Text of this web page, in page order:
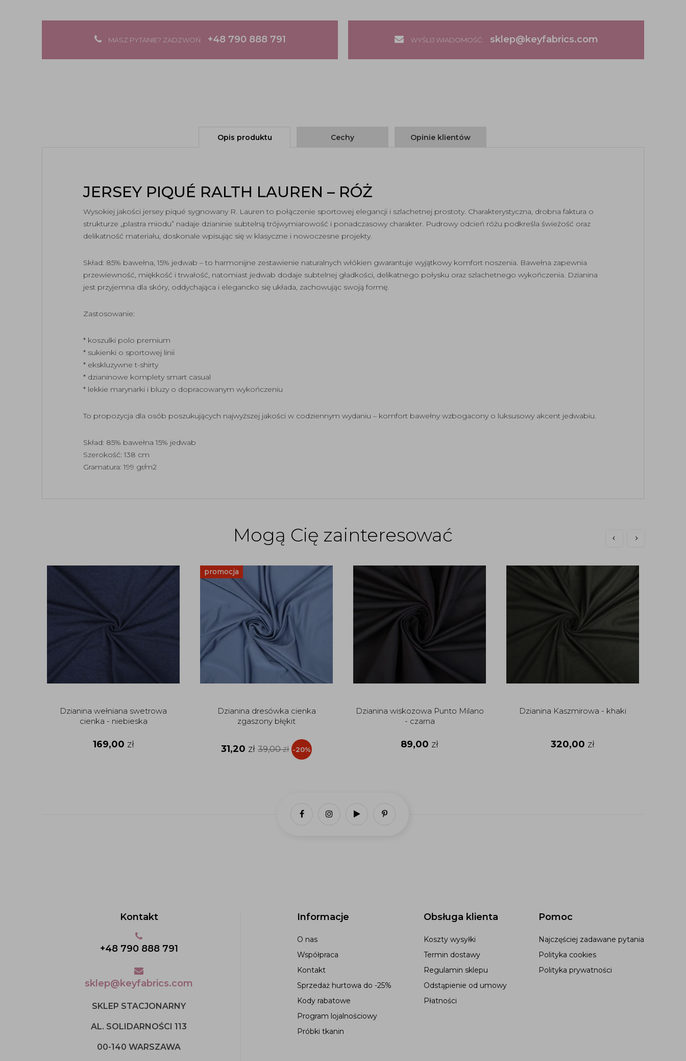
MASZ PYTANIE? ZADZWOŃ +48 790 888 791 WYŚLIJ WIADOMOŚĆ: sklep@keyfabrics.com
Opis produktu Cechy Opinie klientów
JERSEY PIQUÉ RALTH LAUREN – RÓŻ
Wysokiej jakości jersey piqué sygnowany R. Lauren to połączenie sportowej elegancji i szlachetnej prostoty. Charakterystyczna, drobna faktura o
strukturze „plastra miodu” nadaje dzianinie subtelną trójwymiarowość i ponadczasowy charakter. Pudrowy odcień różu podkreśla świeżość oraz
delikatność materiału, doskonale wpisując się w klasyczne i nowoczesne projekty.
Skład: 85% bawełna, 15% jedwab – to harmonijne zestawienie naturalnych włókien gwarantuje wyjątkowy komfort noszenia. Bawełna zapewnia
przewiewność, miękkość i trwałość, natomiast jedwab dodaje subtelnej gładkości, delikatnego połysku oraz szlachetnego wykończenia. Dzianina
jest przyjemna dla skóry, oddychająca i elegancko się układa, zachowując swoją formę.
Zastosowanie:
* koszulki polo premium
* sukienki o sportowej linii
* ekskluzywne t-shirty
* dzianinowe komplety smart casual
* lekkie marynarki i bluzy o dopracowanym wykończeniu
To propozycja dla osób poszukujących najwyższej jakości w codziennym wydaniu – komfort bawełny wzbogacony o luksusowy akcent jedwabiu.
Skład: 85% bawełna 15% jedwab
Szerokość: 138 cm
Gramatura: 199 gr/m2
Mogą Cię zainteresować
Dzianina wełniana swetrowa
cienka - niebieska
169,00 zł
promocja
Dzianina dresówka cienka
zgaszony błękit
31,20 zł 39,00zł -20%
Dzianina wiskozowa Punto Milano
- czarna
89,00 zł
Dzianina Kaszmirowa - khaki
320,00 zł
Informacje
O nas
Współpraca
Kontakt
Sprzedaż hurtowa do -25%
Kody rabatowe
Program lojalnościowy
Próbki tkanin
Obsługa klienta
Koszty wysyłki
Termin dostawy
Regulamin sklepu
Odstąpienie od umowy
Płatności
Pomoc
Najczęściej zadawane pytania
Polityka cookies
Polityka prywatności
Kontakt
+48 790 888 791
sklep@keyfabrics.com
SKLEP STACJONARNY
AL. SOLIDARNOŚCI 113
00-140 WARSZAWA